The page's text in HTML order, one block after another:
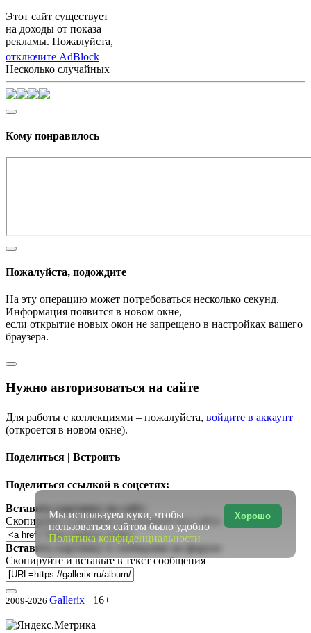
Этот сайт существует
на доходы от показа
рекламы. Пожалуйста,
отключите AdBlock
Несколько случайных
Кому понравилось
Пожалуйста, подождите
На эту операцию может потребоваться несколько секунд.
Информация появится в новом окне,
если открытие новых окон не запрещено в настройках вашего
браузера.
Нужно авторизоваться на сайте
Для работы с коллекциями – пожалуйста, войдите в аккаунт
(откроется в новом окне).
Поделиться | Встроить
Поделиться ссылкой в соцсетях:
Вставить картинку на сайт:
Скопируйте и вставьте в исходный код сайта
Вставить картинку в сообщение на форум:
Скопируйте и вставьте в текст сообщения
2009-2026 Gallerix 16+
Хорошо
Мы используем куки, чтобы
пользоваться сайтом было удобно
Политика конфиденциальности